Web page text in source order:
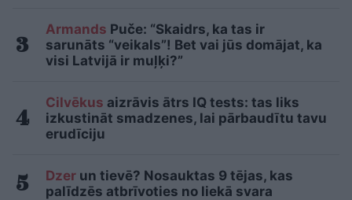
Armands Puče: “Skaidrs, ka tas ir
sarunāts “veikals”! Bet vai jūs domājat, ka
visi Latvijā ir muļķi?”
Cilvēkus aizrāvis ātrs IQ tests: tas liks
izkustināt smadzenes, lai pārbaudītu tavu
erudīciju
Dzer un tievē? Nosauktas 9 tējas, kas
palīdzēs atbrīvoties no liekā svara